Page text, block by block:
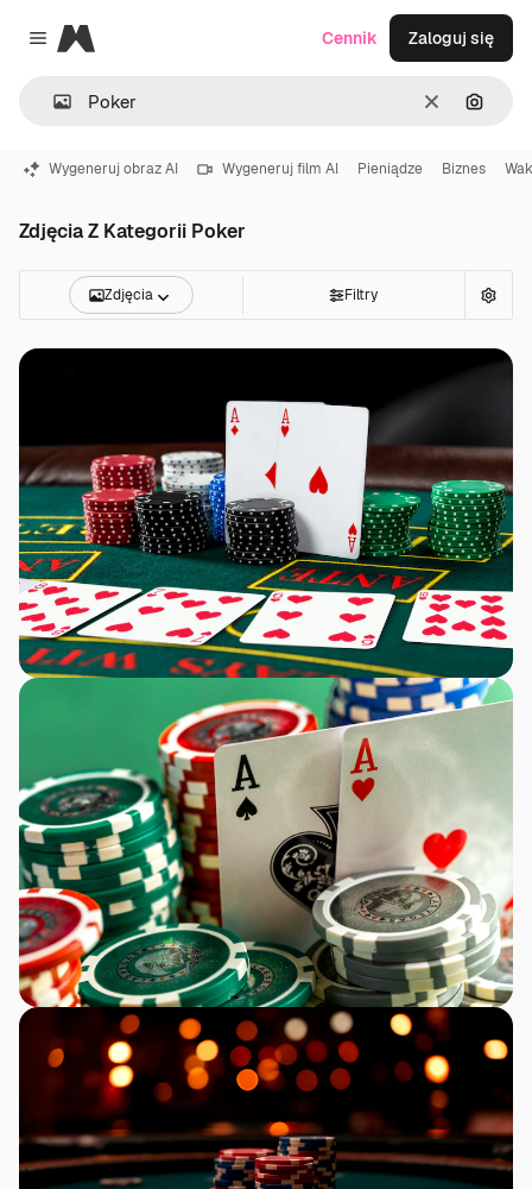
Close menu
Magnific
WyczyśćSzukaj
Cennik Zaloguj się
Wygeneruj obraz AI Wygeneruj film AI Pieniądze Biznes
Zdjęcia Z Kategorii Poker
Zdjęcia Filtry